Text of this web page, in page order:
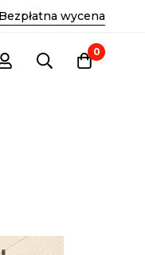
Bezpłatna wycena
0